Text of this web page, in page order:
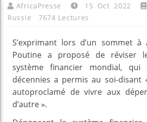
AfricaPresse 15 Oct 2022
Russie
7674 Lectures
S’exprimant lors d’un sommet à
Poutine a proposé de réviser
système financier mondial,
décennies a permis au soi-disant
autoproclamé de vivre aux
d’autre ».